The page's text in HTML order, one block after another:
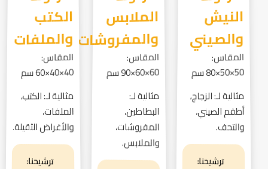
والصيني
المقاس:
50×50×80 سم
مثالية لـ: الزجاج،
أطقم الصيني،
والتحف.
ترشيحنا:
والمفروشات
المقاس:
60×60×90 سم
مثالية لـ:
البطاطين،
المفروشات،
والملابس.
والملفات
المقاس:
40×40×60 سم
مثالية لـ: الكتب،
الملفات،
والأغراض الثقيلة.
ترشيحنا: